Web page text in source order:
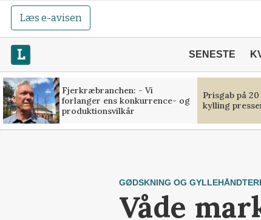
Læs e-avisen
SENESTE
Fjerkræbranchen: - Vi
forlanger ens konkurrence- og
produktionsvilkår
Prisgab på
kylling
GØDSKNING OG
Våde